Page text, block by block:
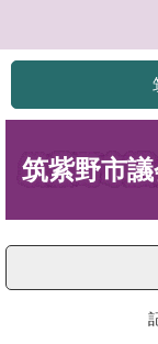
筑紫野市